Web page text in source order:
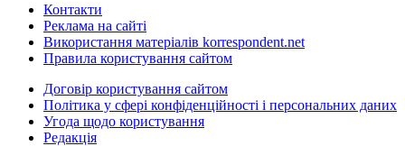
Контакти
Реклама на сайті
Використання матеріалів korrespondent.net
Правила користування сайтом
Договір користування сайтом
Політика у сфері конфіденційності і персональних даних
Угода щодо користування
Редакція